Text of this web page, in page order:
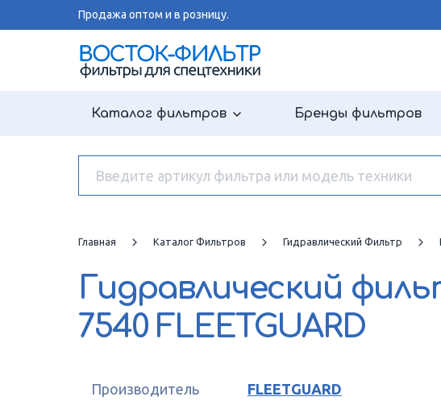
Продажа оптом и в розницу.
Каталог фильтров Бренды фильтров
Главная Каталог Фильтров Гидравлический Фильтр
Гидравлический
7540 FLEETGUARD
Производитель FLEETGUARD